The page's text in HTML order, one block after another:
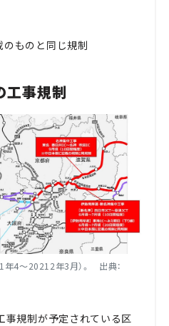
ものと同じ規制
工事規制
年4～20212年3月）。 出典：
規制が予定されている区